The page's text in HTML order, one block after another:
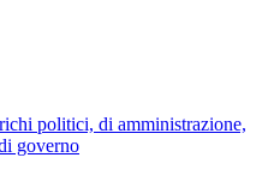
politici, di amministrazione,
governo